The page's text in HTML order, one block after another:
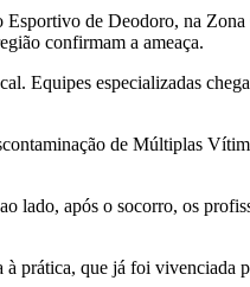
de Deodoro, na
confirmam a ameaça.
Equipes especializadas
de Múltiplas
lado, após o socorro, os
prática, que já foi vivenciada